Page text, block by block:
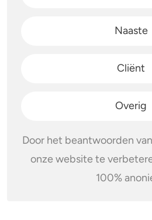
Naaste
Cliënt
Overig
Door het beantwoorden
onze website te
100%